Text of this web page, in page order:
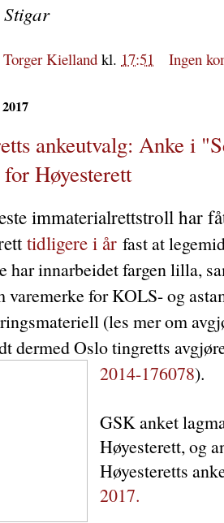
Torger Kielland kl. 17:51 Ingen
ankeutvalg: Anke i
Høyesterett
immaterialrettstroll har
tidligere i år fast at
har innarbeidet fargen lilla,
varemerke for KOLS- og
(les mer om
dermed Oslo tingretts
2014-176078).
GSK anket
Høyesterett, og
Høyesteretts
2017.